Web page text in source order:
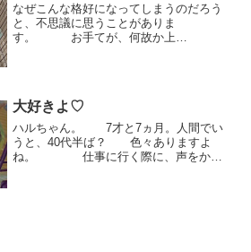
なぜこんな格好になってしまうのだろう
と、不思議に思うことがありま
す。 お手てが、何故か上
だっ...
大好きよ♡
ハルちゃん。 7才と7ヵ月。人間でい
うと、40代半ば？ 色々ありますよ
ね。 仕事に行く際に、声をかけ